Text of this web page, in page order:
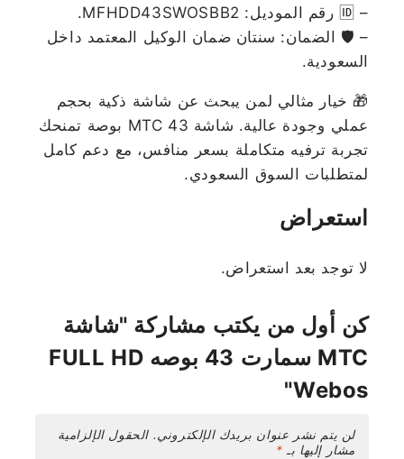
– 🆔 رقم الموديل: MFHDD43SWOSBB2.
– 🛡️ الضمان: سنتان ضمان الوكيل المعتمد داخل
السعودية.
🎁 خيار مثالي لمن يبحث عن شاشة ذكية بحجم
عملي وجودة عالية. شاشة MTC 43 بوصة تمنحك
تجربة ترفيه متكاملة بسعر منافس، مع دعم كامل
لمتطلبات السوق السعودي.
استعراض
لا توجد بعد استعراض.
كن أول من يكتب مشاركة "شاشة
MTC سمارت 43 بوصه FULL HD
Webos"
لن يتم نشر عنوان بريدك الإلكتروني. الحقول الإلزامية
مشار إليها بـ *